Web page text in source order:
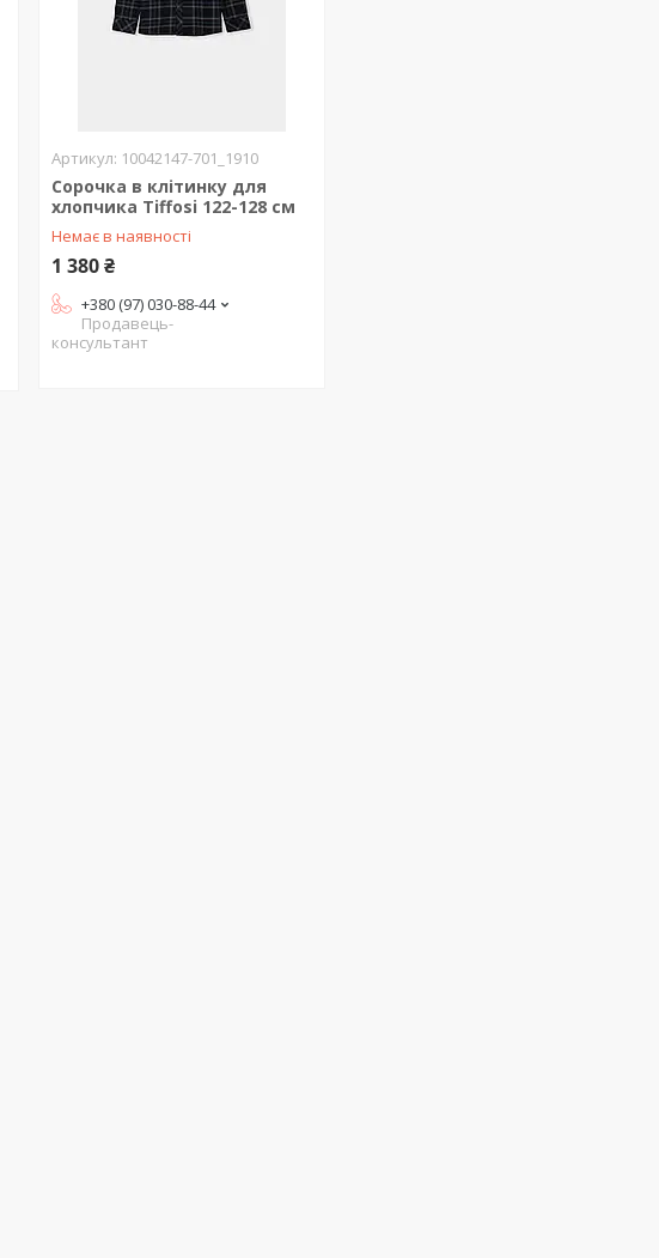
10042147-701_1910
Сорочка в клітинку для
хлопчика Tiffosi 122-128 см
Немає в наявності
1 380 ₴
+380 (97) 030-88-44
Продавець-
консультант